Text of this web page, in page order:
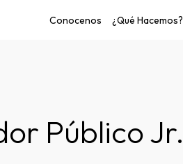
Conocenos ¿Qué Hacemos?
Público Jr.